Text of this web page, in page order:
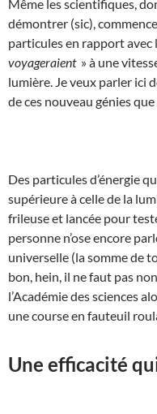
Même les scientifiques,
démontrer (sic),
particules en rapport avec
voyageraient» à une
lumière. Je veux parler ici
de ces nouveau génies
Des particules d’énergie
supérieure à celle de la
frileuse et lancée pour
personne n’ose encore
universelle (la somme de
bon, hein, il ne faut pas
l’Académie des sciences
une course en fauteuil
Une efficacité